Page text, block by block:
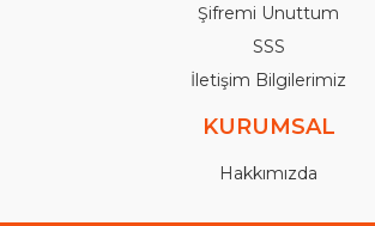
Şifremi Unuttum
SSS
İletişim Bilgilerimiz
KURUMSAL
Hakkımızda